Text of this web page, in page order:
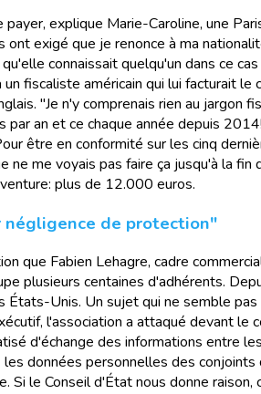
explique Marie-Caroline, une
exigé que je renonce à ma
connaissait quelqu'un dans ce
fiscaliste américain qui lui facturait
"Je n'y comprenais rien au jargon
an et ce chaque année depuis
être en conformité sur les cinq
ne me voyais pas faire ça jusqu'à la
plus de 12.000 euros.
de protection"
que Fabien Lehagre, cadre
plusieurs centaines d'adhérents.
États-Unis. Un sujet qui ne semble
l'association a attaqué devant
d'échange des informations entre
données personnelles des
Si le Conseil d'État nous donne